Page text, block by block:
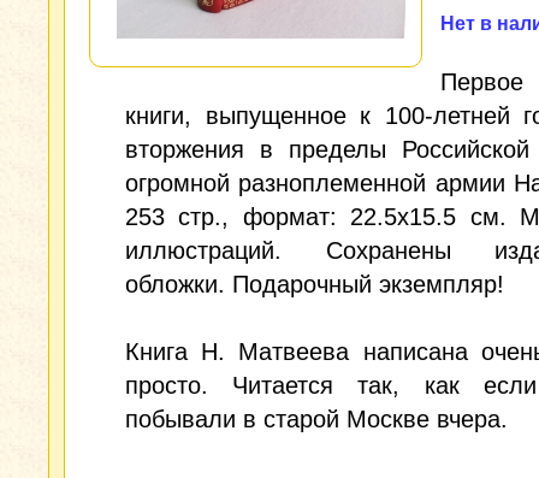
Нет в
Первое
книги, выпущенное к 100-летней
вторжения в пределы
огромной разноплеменной армии
253 стр., формат: 22.5x15.5 см.
иллюстраций. Сохранены
обложки. Подарочный экземпляр!
Книга Н. Матвеева написана
просто. Читается так, как
побывали в старой Москве вчера.